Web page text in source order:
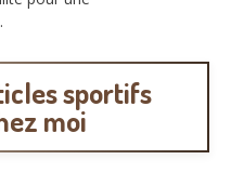
sportifs
moi